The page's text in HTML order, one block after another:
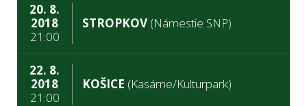
20. 8.
2018
21:00
STROPKOV (Námestie SNP)
22. 8.
2018
21:00
KOŠICE (Kasárne/Kulturpark)